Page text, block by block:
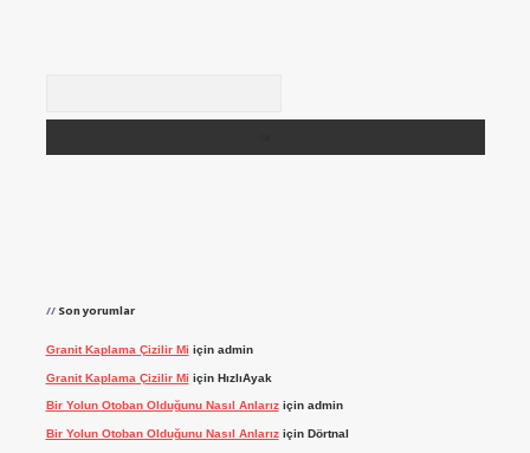
Son yorumlar
Granit Kaplama Çizilir Mi için admin
Granit Kaplama Çizilir Mi için HızlıAyak
Bir Yolun Otoban Olduğunu Nasıl Anlarıziçin admin
Bir Yolun Otoban Olduğunu Nasıl Anlarıziçin Dörtnal